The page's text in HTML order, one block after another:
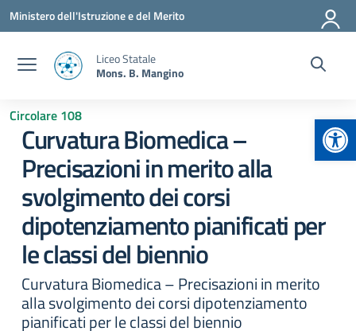
Vai ai contenuti
Vai al menu di navigazione
Vai al footer
Ministero dell'Istruzione e del Merito
Liceo Statale
Mons. B. Mangino
Circolare 108
Curvatura Biomedica –
Precisazioni in merito alla
svolgimento dei corsi
dipotenziamento pianificati per
le classi del biennio
Curvatura Biomedica – Precisazioni in merito
alla svolgimento dei corsi dipotenziamento
pianificati per le classi del biennio